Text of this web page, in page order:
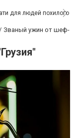
для людей похилого
Званый ужин от шеф-